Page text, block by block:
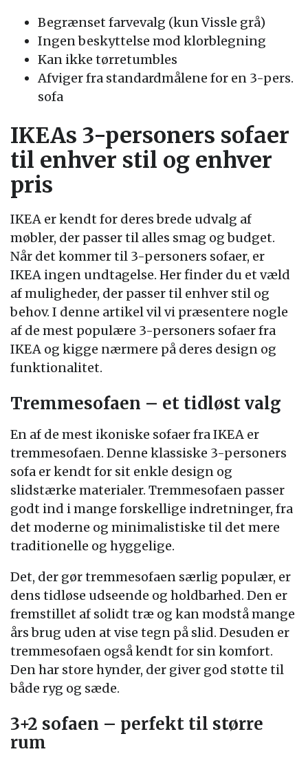
Begrænset farvevalg (kun Vissle grå)
Ingen beskyttelse mod klorblegning
Kan ikke tørretumbles
Afviger fra standardmålene for en 3-pers.
sofa
IKEAs 3-personers sofaer
til enhver stil og enhver
pris
IKEA er kendt for deres brede udvalg af
møbler, der passer til alles smag og budget.
Når det kommer til 3-personers sofaer, er
IKEA ingen undtagelse. Her finder du et væld
af muligheder, der passer til enhver stil og
behov. I denne artikel vil vi præsentere nogle
af de mest populære 3-personers sofaer fra
IKEA og kigge nærmere på deres design og
funktionalitet.
Tremmesofaen – et tidløst valg
En af de mest ikoniske sofaer fra IKEA er
tremmesofaen. Denne klassiske 3-personers
sofa er kendt for sit enkle design og
slidstærke materialer. Tremmesofaen passer
godt ind i mange forskellige indretninger, fra
det moderne og minimalistiske til det mere
traditionelle og hyggelige.
Det, der gør tremmesofaen særlig populær, er
dens tidløse udseende og holdbarhed. Den er
fremstillet af solidt træ og kan modstå mange
års brug uden at vise tegn på slid. Desuden er
tremmesofaen også kendt for sin komfort.
Den har store hynder, der giver god støtte til
både ryg og sæde.
3+2 sofaen – perfekt til større
rum